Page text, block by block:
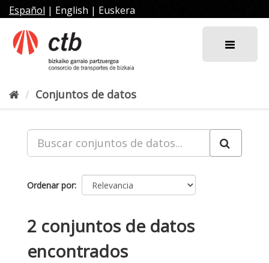
al
contenido
Español | English | Euskera
Conjuntos de datos
Ordenar por
2 conjuntos de datos
encontrados